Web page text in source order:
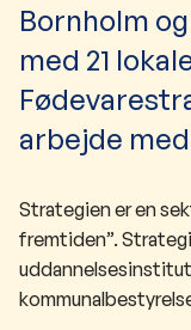
Bornholm
med 21
arbejde
Strategien er en
fremtiden”.